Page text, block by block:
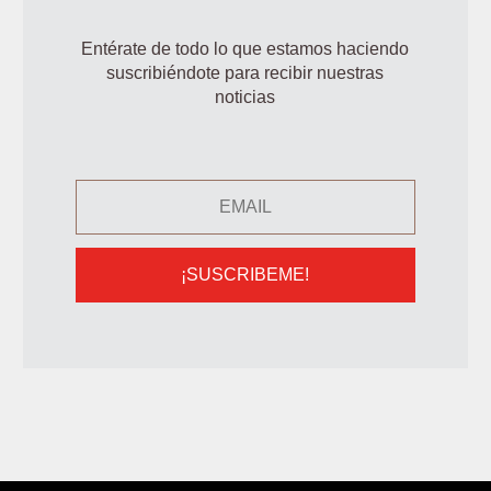
Entérate de todo lo que estamos haciendo
suscribiéndote para recibir nuestras
noticias